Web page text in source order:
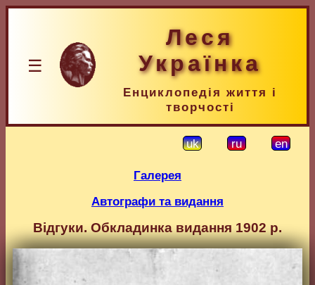
☰
Леся
Українка
Енциклопедія життя і
творчості
uk ru en
Галерея
Автографи та видання
Відгуки. Обкладинка видання 1902 р.